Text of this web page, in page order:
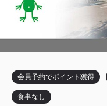
3
会員予約でポイント獲得
食事なし